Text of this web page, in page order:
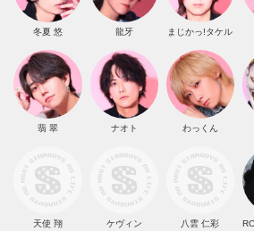
冬夏 悠 龍牙 まじかっ!タケル
翡 翠 ナオト わっくん
天使 翔 ケヴィン 八雲 仁彩